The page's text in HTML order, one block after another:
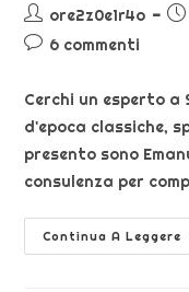
ore2z0e1r4o
6 commenti
Cerchi un esperto a
d'epoca classiche,
presento sono
consulenza per
Continua A Leggere